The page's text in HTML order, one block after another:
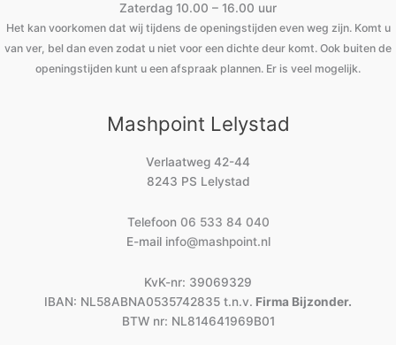
Zaterdag 10.00 – 16.00 uur
Het kan voorkomen dat wij tijdens de openingstijden even weg zijn. Komt u
van ver, bel dan even zodat u niet voor een dichte deur komt. Ook buiten de
openingstijden kunt u een afspraak plannen. Er is veel mogelijk.
Mashpoint Lelystad
Verlaatweg 42-44
8243 PS Lelystad
Telefoon 06 533 84 040
E-mail info@mashpoint.nl
KvK-nr: 39069329
IBAN: NL58ABNA0535742835 t.n.v. Firma Bijzonder.
BTW nr: NL814641969B01